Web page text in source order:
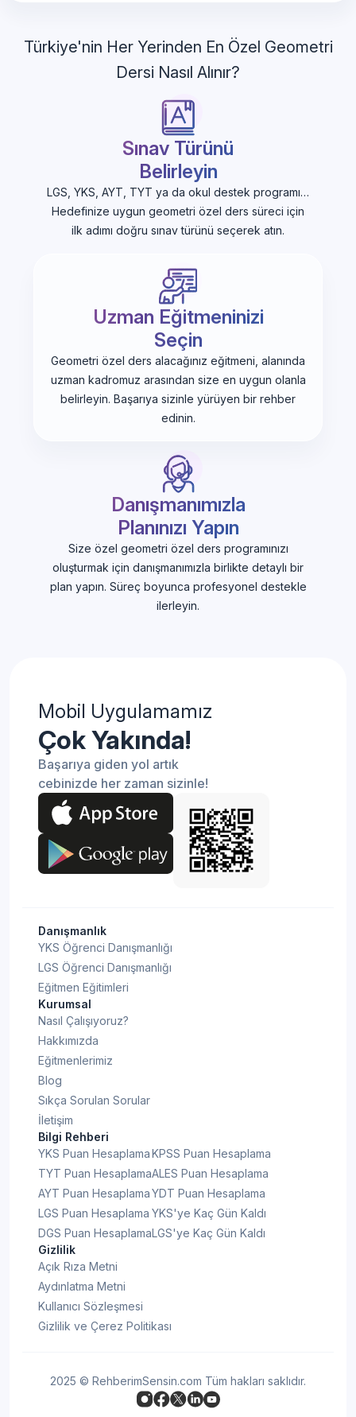
Türkiye'nin Her Yerinden En Özel Geometri
Dersi Nasıl Alınır?
Sınav Türünü
Belirleyin
LGS, YKS, AYT, TYT ya da okul destek programı…
Hedefinize uygun geometri özel ders süreci için
ilk adımı doğru sınav türünü seçerek atın.
Uzman Eğitmeninizi
Seçin
Geometri özel ders alacağınız eğitmeni, alanında
uzman kadromuz arasından size en uygun olanla
belirleyin. Başarıya sizinle yürüyen bir rehber
edinin.
Danışmanımızla
Planınızı Yapın
Size özel geometri özel ders programınızı
oluşturmak için danışmanımızla birlikte detaylı bir
plan yapın. Süreç boyunca profesyonel destekle
ilerleyin.
Mobil Uygulamamız
Çok Yakında!
Başarıya giden yol artık
cebinizde her zaman sizinle!
Danışmanlık
YKS Öğrenci Danışmanlığı
LGS Öğrenci Danışmanlığı
Eğitmen Eğitimleri
Kurumsal
Nasıl Çalışıyoruz?
Hakkımızda
Eğitmenlerimiz
Blog
Sıkça Sorulan Sorular
İletişim
Bilgi Rehberi
YKS Puan Hesaplama
TYT Puan Hesaplama
AYT Puan Hesaplama
LGS Puan Hesaplama
DGS Puan Hesaplama
KPSS Puan Hesaplama
ALES Puan Hesaplama
YDT Puan Hesaplama
YKS'ye Kaç Gün Kaldı
LGS'ye Kaç Gün Kaldı
Gizlilik
Açık Rıza Metni
Aydınlatma Metni
Kullanıcı Sözleşmesi
Gizlilik ve Çerez Politikası
2025 © RehberimSensin.com Tüm hakları saklıdır.